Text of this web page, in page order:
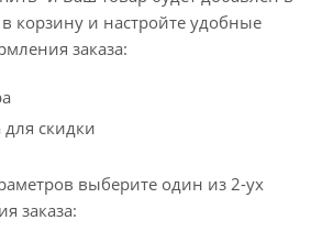
корзину и настройте удобные
заказа:
скидки
выберите один из 2-ух
заказа: